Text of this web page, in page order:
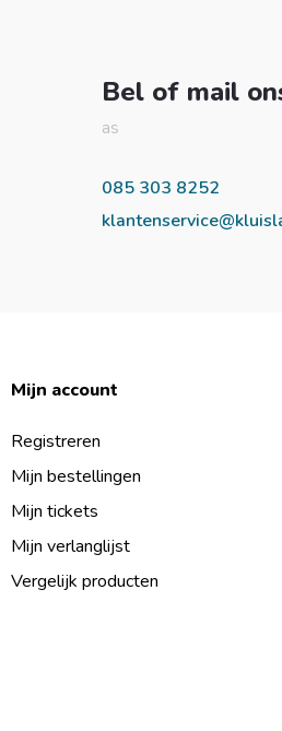
Bel of mail
as
085 303 8252
Mijn account
Registreren
Mijn bestellingen
Mijn tickets
Mijn verlanglijst
Vergelijk producten